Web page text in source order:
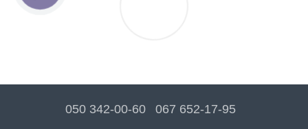
050 342-00-60 067 652-17-95